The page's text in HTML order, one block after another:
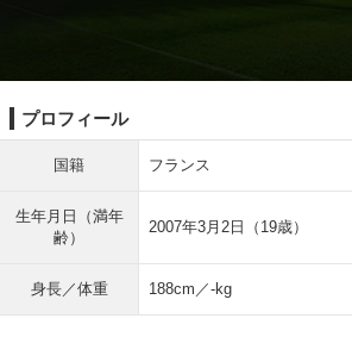
プロフィール
国籍 フランス
生年月日（満年
齢）
2007年3月2日（19歳）
身長／体重 188cm／-kg